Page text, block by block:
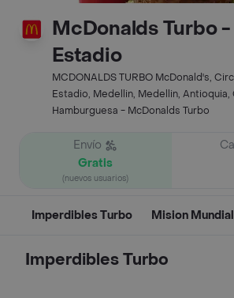
McDonalds Turbo
Estadio
MCDONALDS TURBO McDonald's,
Estadio, Medellin, Medellin, Antioquia,
Hamburguesa - McDonalds Turbo
Envío
Gratis
(nuevos usuarios)
Imperdibles Turbo Mision
Imperdibles Turbo